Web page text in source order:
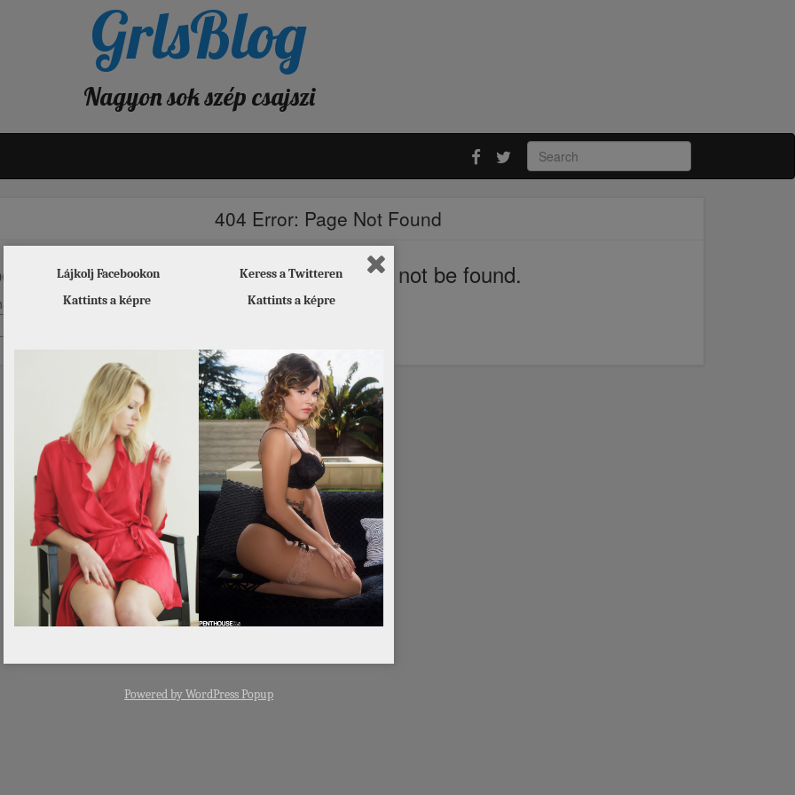
GrlsBlog
Nagyon sok szép csajszi
404 Error: Page Not Found
but the page you requested could not be found.
searching will help:
Lájkolj Facebookon
Kattints a képre
Keress a Twitteren
Kattints a képre
Powered byWordPress Popup